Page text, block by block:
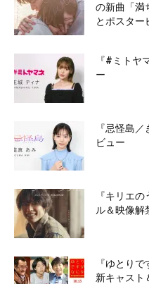
の新曲「満
とポスター
『#ミトヤ
ー
『忌怪島
ビュー
『キリエ
ル＆映像解
『ゆとり
新キャスト